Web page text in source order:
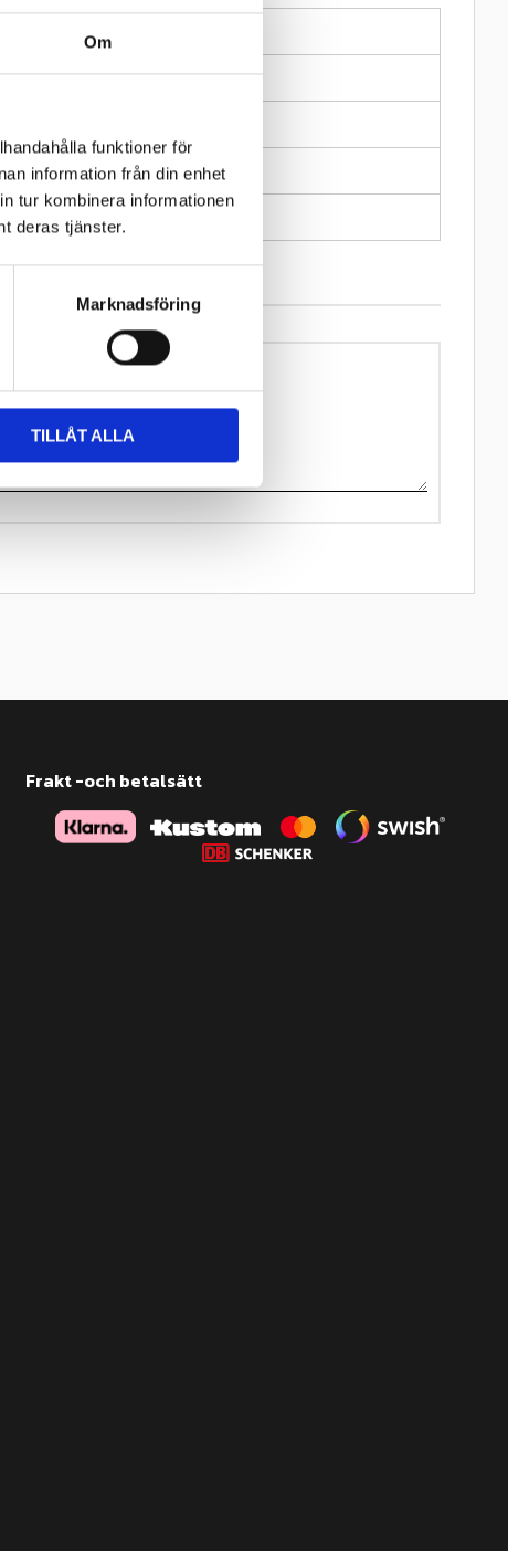
Om
funktioner för
information från din enhet
tur kombinera informationen
deras tjänster.
Marknadsföring
TILLÅT ALLA
2026-08-19
0
1
Frakt -och betalsätt